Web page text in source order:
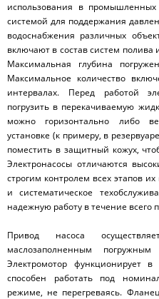
использования в
системой для поддержания
водоснабжения различных
включают в состав систем
Максимальная глубина
Максимальное количество
интервалах. Перед работой
погрузить в перекачиваемую
можно горизонтально либо
установке (к примеру, в
поместить в защитный кожух,
Электронасосы отличаются
строгим контролем всех этапов
и систематическое
надежную работу в течение всего
Привод насоса
маслозаполненным
Электромотор функционирует
способен работать под
режиме, не перегреваясь.